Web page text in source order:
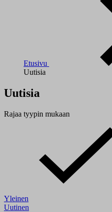
Etusivu
Uutisia
Uutisia
Rajaa tyypin mukaan
Yleinen
Uutinen